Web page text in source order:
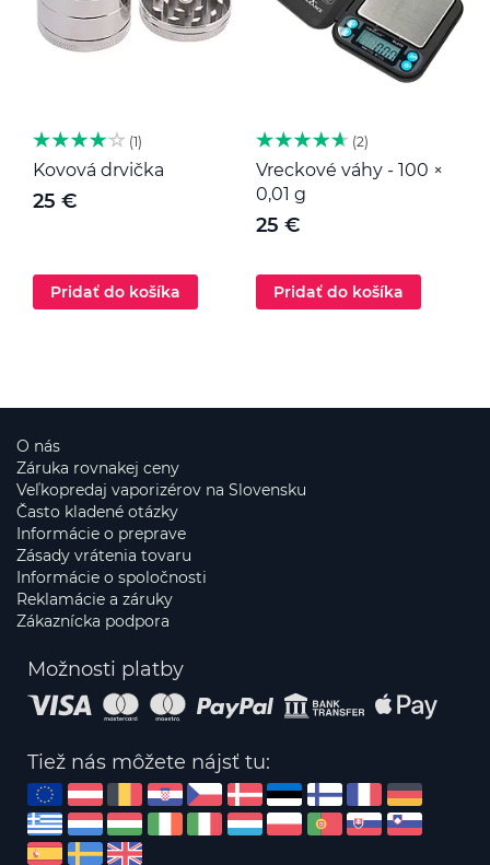
1
Kovová drvička
25 €
Pridať do košíka
2
Vreckové váhy - 100 ×
0,01 g
25 €
Pridať do košíka
O nás
Záruka rovnakej ceny
Veľkopredaj vaporizérov na Slovensku
Často kladené otázky
Informácie o preprave
Zásady vrátenia tovaru
Informácie o spoločnosti
Reklamácie a záruky
Zákaznícka podpora
Možnosti platby
Tiež nás môžete nájsť tu: